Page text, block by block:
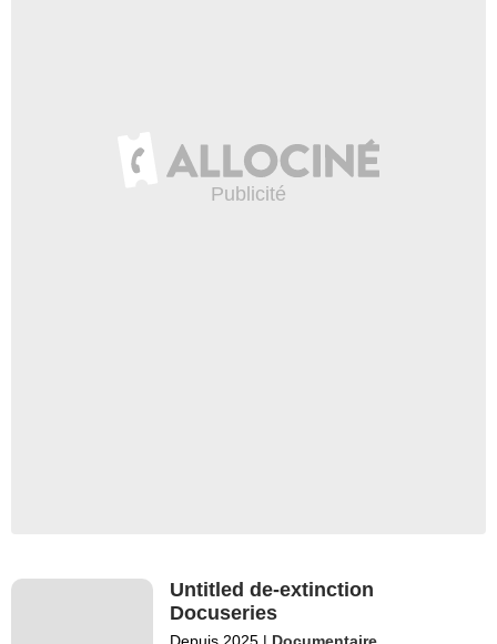
Untitled de-extinction
Docuseries